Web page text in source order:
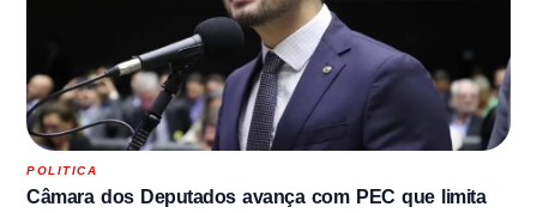
POLITICA
Câmara dos Deputados avança com PEC que limita